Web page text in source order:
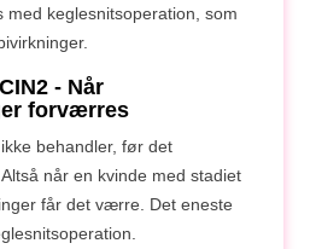
med keglesnitsoperation, som
- Når
forværres
behandler, før det
når en kvinde med stadiet
får det værre. Det eneste